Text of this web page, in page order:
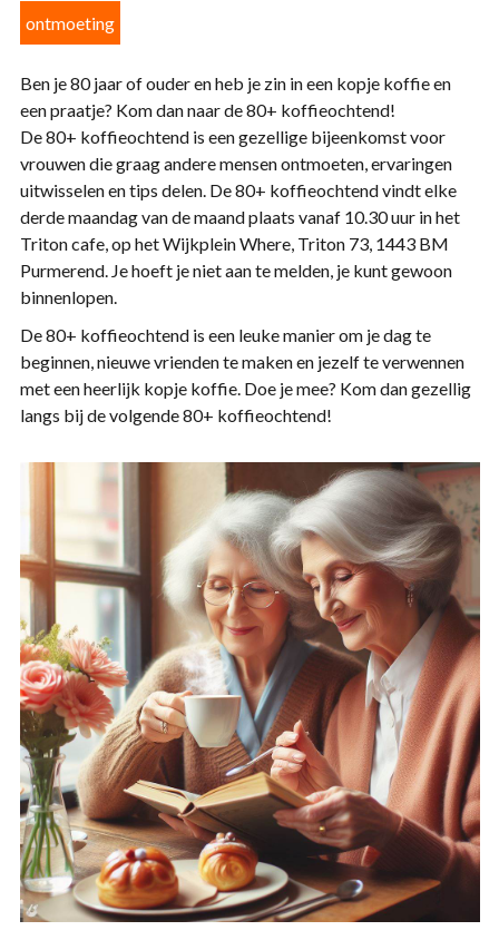
ontmoeting
Ben je 80 jaar of ouder en heb je zin in een kopje koffie en
een praatje? Kom dan naar de 80+ koffieochtend!
De 80+ koffieochtend is een gezellige bijeenkomst voor
vrouwen die graag andere mensen ontmoeten, ervaringen
uitwisselen en tips delen. De 80+ koffieochtend vindt elke
derde maandag van de maand plaats vanaf 10.30 uur in het
Triton cafe, op het Wijkplein Where, Triton 73, 1443 BM
Purmerend. Je hoeft je niet aan te melden, je kunt gewoon
binnenlopen.
De 80+ koffieochtend is een leuke manier om je dag te
beginnen, nieuwe vrienden te maken en jezelf te verwennen
met een heerlijk kopje koffie. Doe je mee? Kom dan gezellig
langs bij de volgende 80+ koffieochtend!